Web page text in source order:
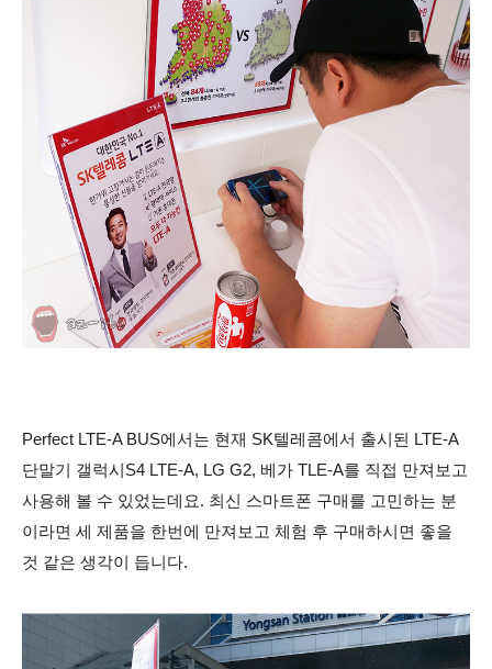
Perfect LTE-A BUS에서는 현재 SK텔레콤에서 출시된 LTE-A
단말기 갤럭시S4 LTE-A, LG G2, 베가 TLE-A를 직접 만져보고
사용해 볼 수 있었는데요. 최신 스마트폰 구매를 고민하는 분
이라면 세 제품을 한번에 만져보고 체험 후 구매하시면 좋을
것 같은 생각이 듭니다.